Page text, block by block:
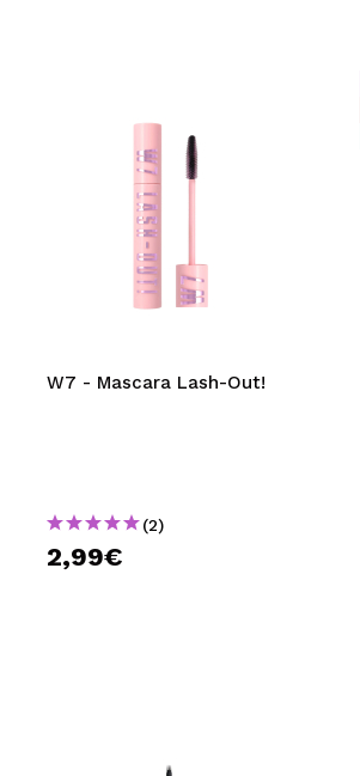
W7 - Mascara Lash-Out!
(2)
2,99€